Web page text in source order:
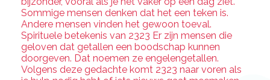
Sommige mensen denken dat het een teken is.
Andere mensen vinden het gewoon toeval.
Spirituele betekenis van 2323 Er zijn mensen die
geloven dat getallen een boodschap kunnen
doorgeven. Dat noemen ze engelengetallen.
Volgens deze gedachte komt 2323 naar voren als